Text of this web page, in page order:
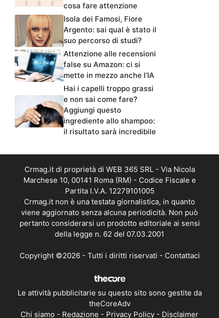
cosa fare attenzione
Isola dei Famosi, Fiore
Argento: sai qual è stato il
suo percorso di studi?
Attenzione alle recensioni
false su Amazon: ci si
mette in mezzo anche l’IA
Hai i capelli troppo grassi
e non sai come fare?
Aggiungi questo
ingrediente allo shampoo:
il risultato sarà incredibile
Crmag.it di proprietà di WEB 365 SRL - Via Nicola
Marchese 10, 00141 Roma (RM) - Codice Fiscale e
Partita I.V.A. 12279101005
Crmag.it non è una testata giornalistica, in quanto
viene aggiornato senza alcuna periodicità. Non può
pertanto considerarsi un prodotto editoriale ai sensi
della legge n. 62 del 07.03.2001
Copyright ©2026 - Tutti i diritti riservati - Contattaci
Le attività pubblicitarie su questo sito sono gestite da
theCoreAdv
Chi siamo - Redazione - Privacy Policy - Disclaimer